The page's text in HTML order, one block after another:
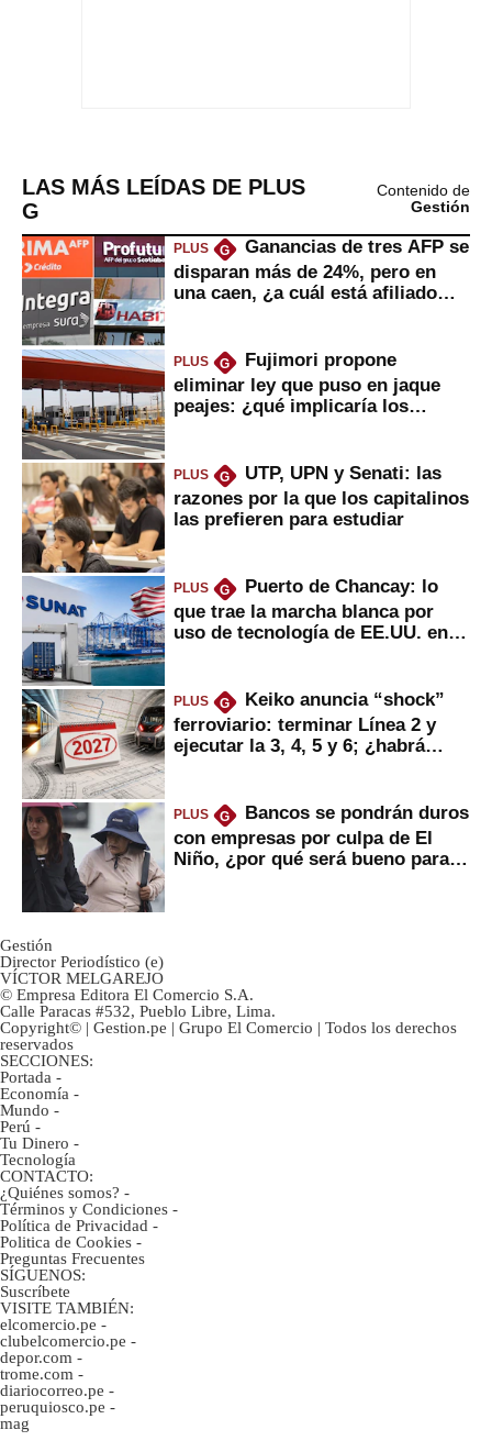
LAS MÁS LEÍDAS DE PLUS
G
Contenido de
Gestión
PLUS G
Ganancias de tres AFP se
disparan más de 24%, pero en
una caen, ¿a cuál está afiliado
PLUS G
Fujimori propone
eliminar ley que puso en jaque
peajes: ¿qué implicaría los
PLUS G
UTP, UPN y Senati: las
razones por la que los capitalinos
las prefieren para estudiar
PLUS G
Puerto de Chancay: lo
que trae la marcha blanca por
uso de tecnología de EE.UU. en
PLUS G
Keiko anuncia “shock”
ferroviario: terminar Línea 2 y
ejecutar la 3, 4, 5 y 6; ¿habrá
PLUS G
Bancos se pondrán duros
con empresas por culpa de El
Niño, ¿por qué será bueno para
Gestión
Director Periodístico (e)
VÍCTOR MELGAREJO
© Empresa Editora El Comercio S.A.
Calle Paracas #532, Pueblo Libre, Lima.
Copyright© | Gestion.pe | Grupo El Comercio | Todos los derechos
reservados
SECCIONES:
Portada -
Economía -
Mundo -
Perú -
Tu Dinero -
Tecnología
CONTACTO:
¿Quiénes somos? -
Términos y Condiciones -
Política de Privacidad -
Politica de Cookies -
Preguntas Frecuentes
SÍGUENOS:
Suscríbete
VISITE TAMBIÉN:
elcomercio.pe -
clubelcomercio.pe -
depor.com -
trome.com -
diariocorreo.pe -
peruquiosco.pe -
mag